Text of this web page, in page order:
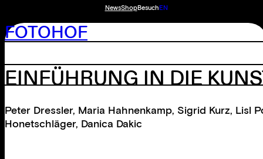
NewsShopBesuchEN
FOTOHOF
EINFÜHRUNG IN DIE
Peter Dressler, Maria Hahnenkamp, Sigrid Kurz, Lisl
Honetschläger, Danica Dakic